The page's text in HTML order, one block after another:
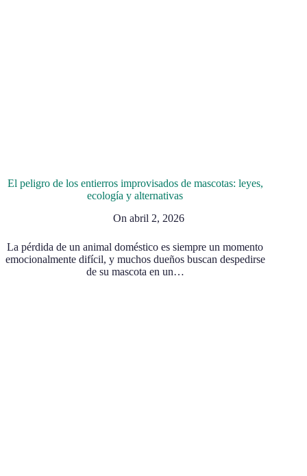
El peligro de los entierros improvisados de mascotas: leyes,
ecología y alternativas
On abril 2, 2026
La pérdida de un animal doméstico es siempre un momento
emocionalmente difícil, y muchos dueños buscan despedirse
de su mascota en un…